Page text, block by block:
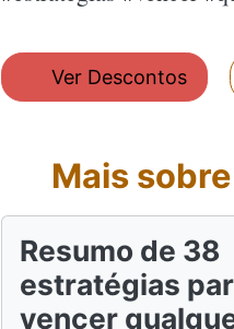
Ver Descontos
Mais sobre
Resumo de 38
estratégias
vencer